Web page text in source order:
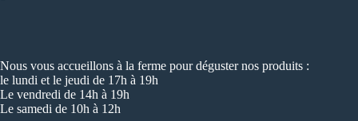
Nous vous accueillons à la ferme pour déguster nos produits :
le lundi et le jeudi de 17h à 19h
Le vendredi de 14h à 19h
Le samedi de 10h à 12h